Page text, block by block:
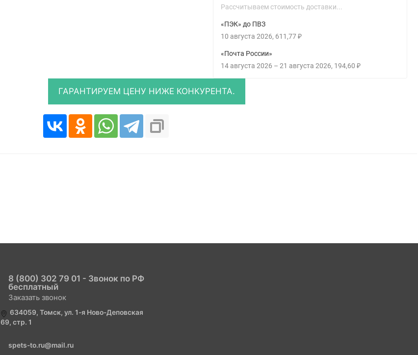
Рассчитываем стоимость доставки...
«ПЭК» до ПВЗ
10 августа 2026 611,77₽
«Почта России»
14 августа 2026 – 21 августа 2026 194,60₽
8 (800) 302 79 01 - Звонок по РФ
бесплатный
Заказать звонок
634059, Томск, ул. 1-я Ново-Деповская
69, стр. 1
spets-to.ru@mail.ru